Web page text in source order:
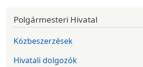
Polgármesteri Hivatal
Közbeszerzések
Hivatali dolgozók